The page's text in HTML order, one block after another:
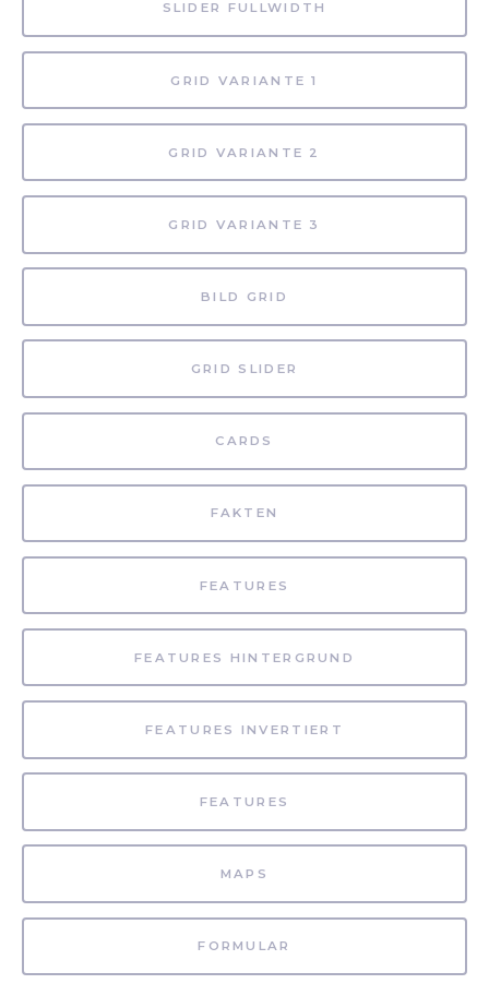
SLIDER FULLWIDTH
GRID VARIANTE 1
GRID VARIANTE 2
GRID VARIANTE 3
BILD GRID
GRID SLIDER
CARDS
FAKTEN
FEATURES
FEATURES HINTERGRUND
FEATURES INVERTIERT
FEATURES
MAPS
FORMULAR